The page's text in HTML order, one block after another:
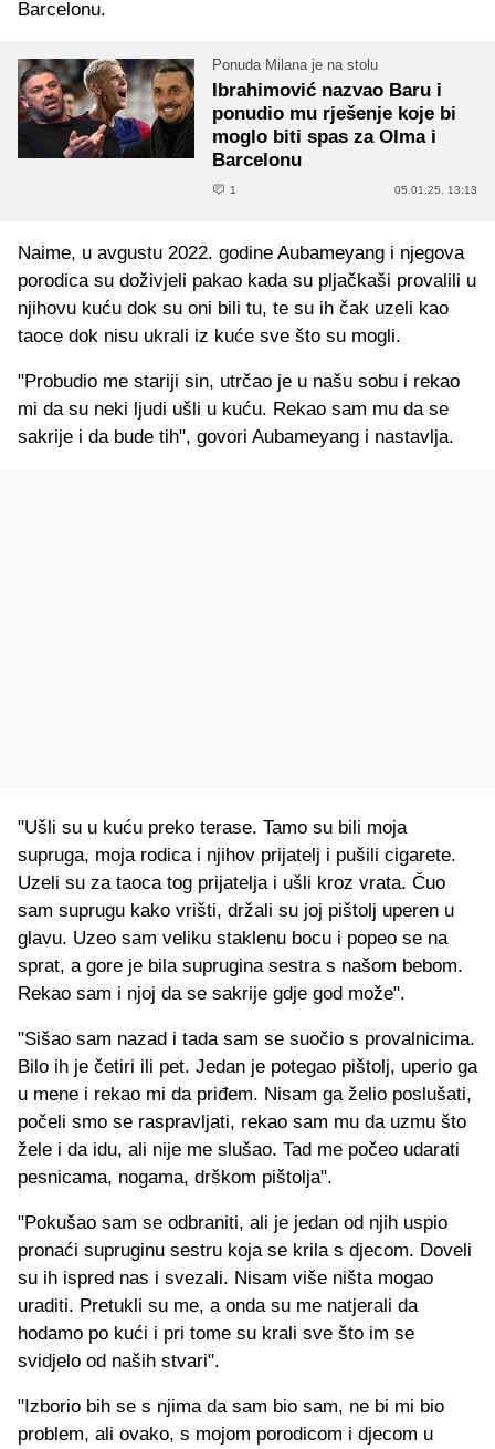
Barcelonu.
Ponuda Milana je na stolu
Ibrahimović nazvao Baru i
ponudio mu rješenje koje bi
moglo biti spas za Olma i
Barcelonu
1 05.01.25. 13:13
Naime, u avgustu 2022. godine Aubameyang i njegova
porodica su doživjeli pakao kada su pljačkaši provalili u
njihovu kuću dok su oni bili tu, te su ih čak uzeli kao
taoce dok nisu ukrali iz kuće sve što su mogli.
"Probudio me stariji sin, utrčao je u našu sobu i rekao
mi da su neki ljudi ušli u kuću. Rekao sam mu da se
sakrije i da bude tih", govori Aubameyang i nastavlja.
"Ušli su u kuću preko terase. Tamo su bili moja
supruga, moja rodica i njihov prijatelj i pušili cigarete.
Uzeli su za taoca tog prijatelja i ušli kroz vrata. Čuo
sam suprugu kako vrišti, držali su joj pištolj uperen u
glavu. Uzeo sam veliku staklenu bocu i popeo se na
sprat, a gore je bila suprugina sestra s našom bebom.
Rekao sam i njoj da se sakrije gdje god može".
"Sišao sam nazad i tada sam se suočio s provalnicima.
Bilo ih je četiri ili pet. Jedan je potegao pištolj, uperio ga
u mene i rekao mi da priđem. Nisam ga želio poslušati,
počeli smo se raspravljati, rekao sam mu da uzmu što
žele i da idu, ali nije me slušao. Tad me počeo udarati
pesnicama, nogama, drškom pištolja".
"Pokušao sam se odbraniti, ali je jedan od njih uspio
pronaći supruginu sestru koja se krila s djecom. Doveli
su ih ispred nas i svezali. Nisam više ništa mogao
uraditi. Pretukli su me, a onda su me natjerali da
hodamo po kući i pri tome su krali sve što im se
svidjelo od naših stvari".
"Izborio bih se s njima da sam bio sam, ne bi mi bio
problem, ali ovako, s mojom porodicom i djecom u